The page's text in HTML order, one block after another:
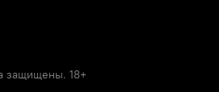
защищены. 18+